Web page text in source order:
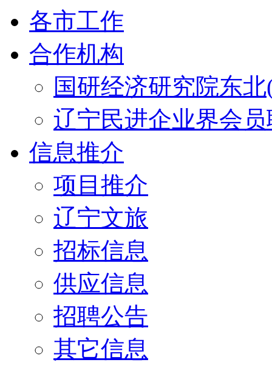
各市工作
合作机构
国研经济研究院东
辽宁民进企业界会
信息推介
项目推介
辽宁文旅
招标信息
供应信息
招聘公告
其它信息